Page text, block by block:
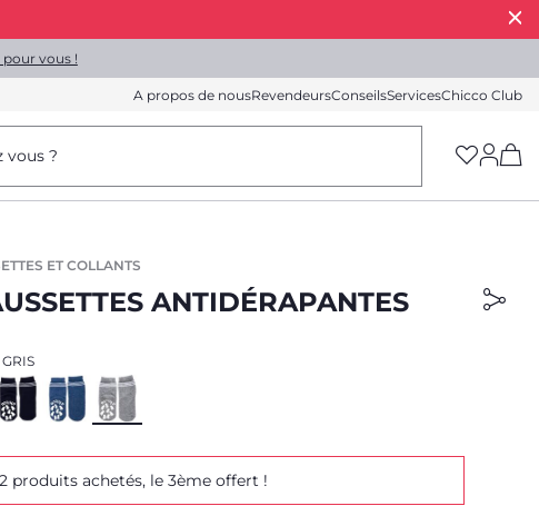
vous !
A propos de nousRevendeursConseilsServicesChicco Club
vous ?
ET COLLANTS
ANTIDÉRAPANTES
GRIS
2 produits achetés, le 3ème offert !